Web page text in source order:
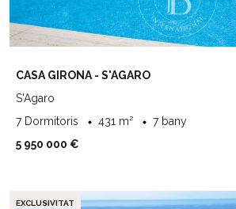
CASA GIRONA - S'AGARO
S'Agaro
7 Dormitoris
431 m²
7 bany
5 950 000 €
EXCLUSIVITAT